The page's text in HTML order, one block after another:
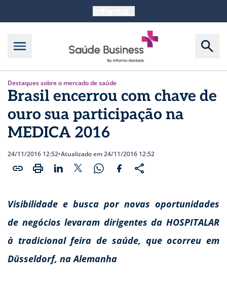
Destaques sobre o mercado de saúde
Brasil encerrou com chave de
ouro sua participação na
MEDICA 2016
24/11/2016 12:52•Atualizado em 24/11/2016 12:52
Visibilidade e busca por novas oportunidades
de negócios levaram dirigentes da HOSPITALAR
à tradicional feira de saúde, que ocorreu em
Düsseldorf, na Alemanha